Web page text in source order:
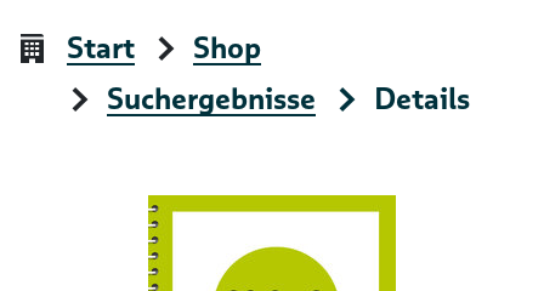
Start
Shop
Suchergebnisse
Details